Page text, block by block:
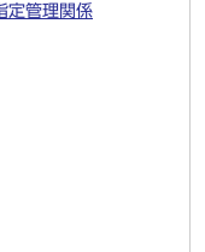
定管理関係